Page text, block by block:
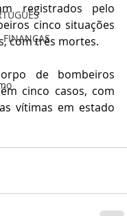
registrados pelo
cinco situações
com três mortes.
de bombeiros
cinco casos, com
vítimas em estado